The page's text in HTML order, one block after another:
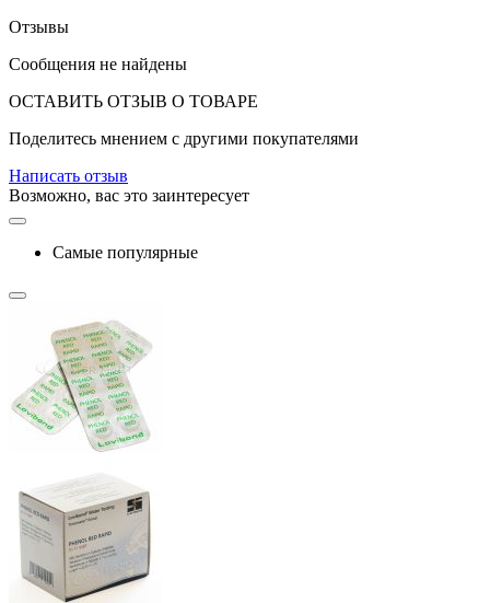
Отзывы
Сообщения не найдены
ОСТАВИТЬ ОТЗЫВ О ТОВАРЕ
Поделитесь мнением с другими покупателями
Написать отзыв
Возможно, вас это заинтересует
Самые популярные